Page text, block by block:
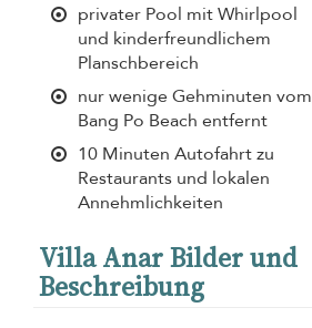
privater Pool mit Whirlpool
und kinderfreundlichem
Planschbereich
nur wenige Gehminuten vom
Bang Po Beach entfernt
10 Minuten Autofahrt zu
Restaurants und lokalen
Annehmlichkeiten
Villa Anar Bilder und
Beschreibung